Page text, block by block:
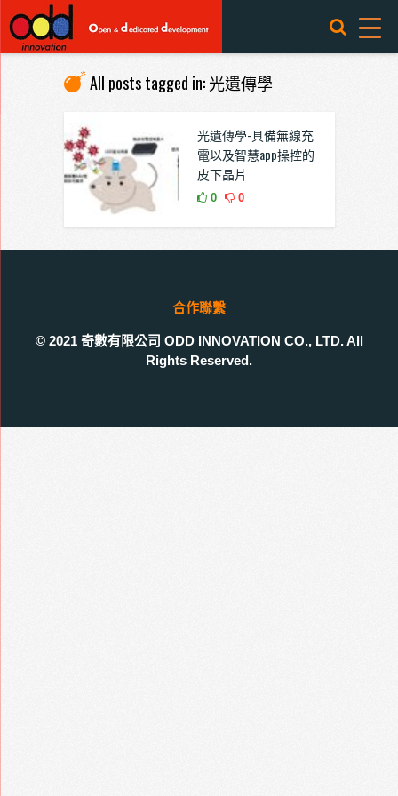
All posts tagged in: 光遺傳學
光遺傳學-具備無線充
電以及智慧app操控的
皮下晶片
0 0
合作聯繫
© 2021 奇數有限公司 ODD INNOVATION CO., LTD. All
Rights Reserved.